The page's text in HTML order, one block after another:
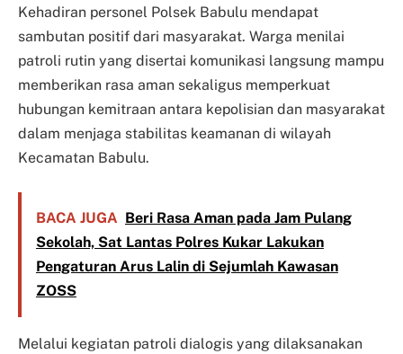
Kehadiran personel Polsek Babulu mendapat
sambutan positif dari masyarakat. Warga menilai
patroli rutin yang disertai komunikasi langsung mampu
memberikan rasa aman sekaligus memperkuat
hubungan kemitraan antara kepolisian dan masyarakat
dalam menjaga stabilitas keamanan di wilayah
Kecamatan Babulu.
BACA JUGA Beri Rasa Aman pada Jam Pulang
Sekolah, Sat Lantas Polres Kukar Lakukan
Pengaturan Arus Lalin di Sejumlah Kawasan
ZOSS
Melalui kegiatan patroli dialogis yang dilaksanakan